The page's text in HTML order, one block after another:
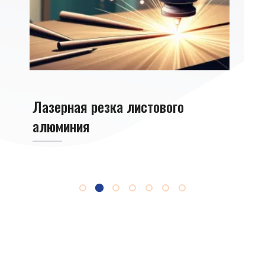
Лазерная резка листового
алюминия